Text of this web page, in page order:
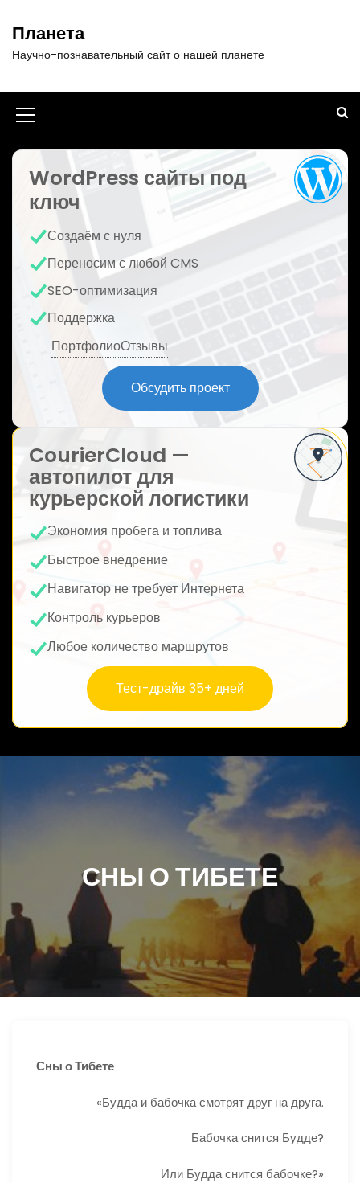
т
Планета
Научно-познавательный сайт о нашей планете
И
к
о
н
к
а
м
WordPress сайты под
ключ
Создаём с нуля
Переносим с любой CMS
SEO-оптимизация
Поддержка
ПортфолиоОтзывы
Обсудить проект
CourierCloud —
автопилот для
курьерской логистики
Экономия пробега и топлива
Быстрое внедрение
Навигатор не требует Интернета
Контроль курьеров
Любое количество маршрутов
Тест-драйв 35+ дней
СНЫ О ТИБЕТЕ
Сны о Тибете
«Будда и бабочка смотрят друг на друга.
Бабочка снится Будде?
Или Будда снится бабочке?»